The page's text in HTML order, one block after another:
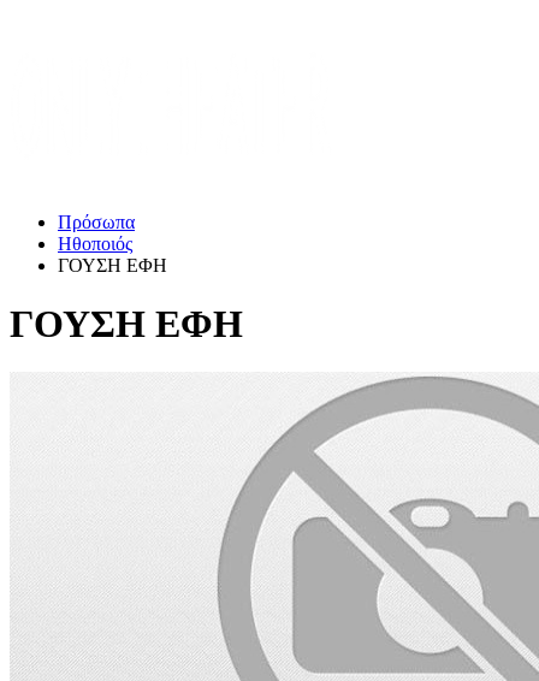
Πρόσωπα
Ηθοποιός
ΓΟΥΣΗ ΕΦΗ
ΓΟΥΣΗ ΕΦΗ